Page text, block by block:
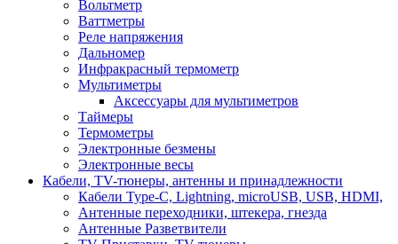
Вольтметр
Ваттметры
Реле напряжения
Дальномер
Инфракрасный термометр
Мультиметры
Аксессуары для мультиметров
Таймеры
Термометры
Электронные безмены
Электронные весы
Кабели, TV-тюнеры, антенны и принадлежности
Кабели Type-C, Lightning, microUSB, USB, HDMI,
Антенные переходники, штекера, гнезда
Антенные Разветвители